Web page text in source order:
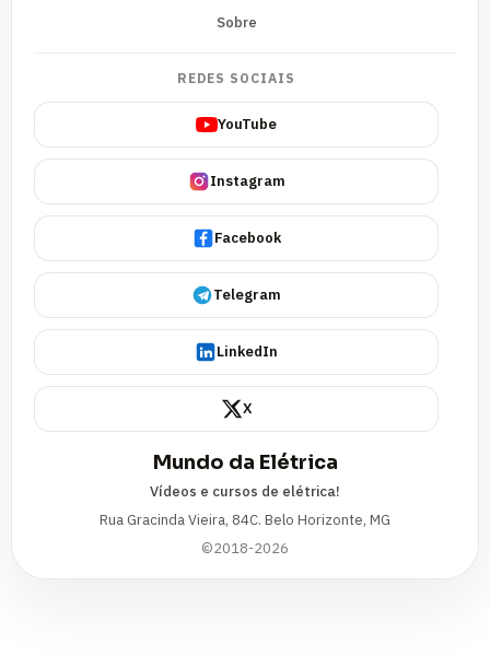
Sobre
REDES SOCIAIS
YouTube
Instagram
Facebook
Telegram
LinkedIn
X
Mundo da Elétrica
Vídeos e cursos de elétrica!
Rua Gracinda Vieira, 84C. Belo Horizonte, MG
©2018-2026